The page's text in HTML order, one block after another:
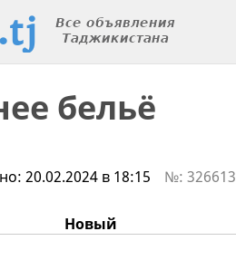
бельё
20.02.2024 в 18:15 №: 326613
Новый